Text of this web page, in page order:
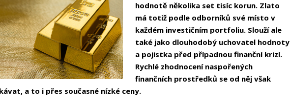
hodnotě několika set tisíc korun. Zlato
má totiž podle odborníků své místo v
každém investičním portfoliu. Slouží ale
také jako dlouhodobý uchovatel hodnoty
a pojistka před případnou finanční krizí.
Rychlé zhodnocení naspořených
finančních prostředků se od něj však
a to i přes současné nízké ceny.